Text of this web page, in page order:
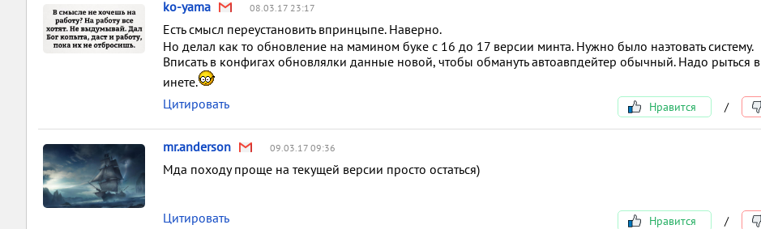
ko-yama 08.03.17 23:17
Есть смысл переустановить впринцыпе. Наверно.
Но делал как то обновление на мамином буке с 16 до 17 версии минта. Нужно было наэтовать систему.
Вписать в конфигах обновлялки данные новой, чтобы обмануть автоавпдейтер обычный. Надо рыться в
инете.
Цитировать
Нравится /
mr.anderson 09.03.17 09:36
Мда походу проще на текущей версии просто остаться)
Цитировать Нравится /